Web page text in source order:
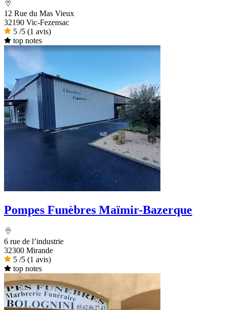
12 Rue du Mas Vieux
32190 Vic-Fezensac
5 /5 (1 avis)
top notes
Pompes Funèbres Maïmir-Bazerque
6 rue de l’industrie
32300 Mirande
5 /5 (1 avis)
top notes